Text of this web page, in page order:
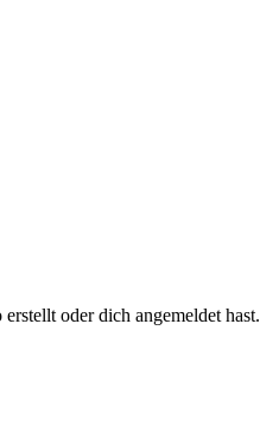
oder dich angemeldet hast.